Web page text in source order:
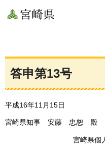
宮崎県
答申第13号
平成16年11月15日
宮崎県知事 安藤 忠恕 殿
宮崎県個